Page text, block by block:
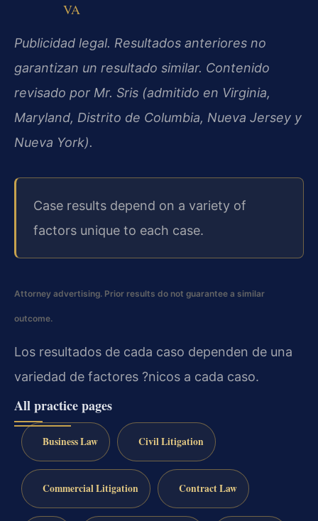
VA
Publicidad legal. Resultados anteriores no
garantizan un resultado similar. Contenido
revisado por Mr. Sris (admitido en Virginia,
Maryland, Distrito de Columbia, Nueva Jersey y
Nueva York).
Case results depend on a variety of
factors unique to each case.
Attorney advertising. Prior results do not guarantee a similar
outcome.
Los resultados de cada caso dependen de una
variedad de factores ?nicos a cada caso.
All practice pages
Business Law Civil Litigation
Commercial Litigation Contract Law